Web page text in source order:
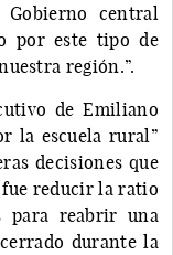
central
por este tipo de
región.”.
de Emiliano
la escuela rural”
decisiones que
reducir la ratio
para reabrir una
durante la